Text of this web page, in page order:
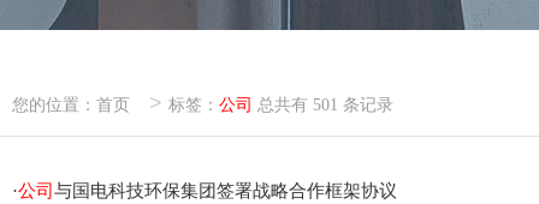
您的位置： 首页 > 标签： 公司 总共有 501 条记录
·公司 与国电科技环保集团签署战略合作框架协议